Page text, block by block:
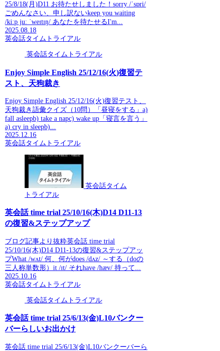
25/8/18(月)D11 お待たせしました！sorry /ˈsɒri/
ごめんなさい、申し訳ないkeep you waiting
/kiːp juː ˈweɪtɪŋ/ あなたを待たせるI'm...
2025.08.18
英会話タイムトライアル
英会話タイムトライアル
Enjoy Simple English 25/12/16(火)復習テ
スト、天狗裁き
Enjoy Simple English 25/12/16(火)復習テスト、
天狗裁き語彙クイズ（10問）「昼寝をする」a)
fall asleepb) take a napc) wake up「寝言を言う」
a) cry in sleepb)...
2025.12.16
英会話タイムトライアル
英会話タイム
トライアル
英会話 time trial 25/10/16(木)D14 D11-13
の復習&ステップアップ
ブログ記事より抜粋英会話 time trial
25/10/16(木)D14 D11-13の復習&ステップアッ
プWhat /wʌt/ 何、何がdoes /dʌz/ ～する（doの
三人称単数形）it /ɪt/ それhave /hæv/ 持って...
2025.10.16
英会話タイムトライアル
英会話タイムトライアル
英会話 time trial 25/6/13(金)L10バンクー
バーらしいお出かけ
英会話 time trial 25/6/13(金)L10バンクーバーら